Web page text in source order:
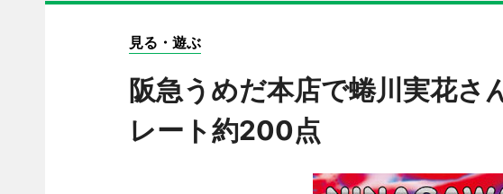
見る・遊ぶ
阪急うめだ本店で蜷川実花さ
レート約200点